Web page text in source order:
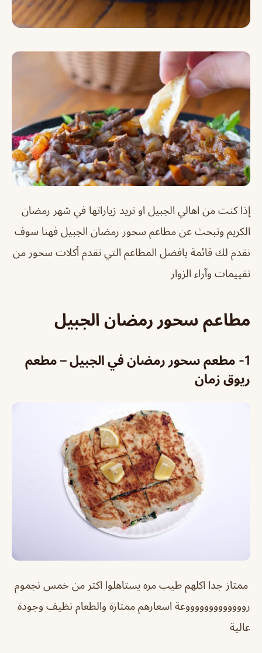
إذا كنت من اهالي الجبيل او تريد زياراتها في شهر رمضان
الكريم وتبحث عن مطاعم سحور رمضان الجبيل فهنا سوف
نقدم لك قائمة بافضل المطاعم التي تقدم أكلات سحور من
تقييمات وآراء الزوار
مطاعم سحور رمضان الجبيل
1- مطعم سحور رمضان في الجبيل –
مطعم
ريوق زمان
ممتاز جدا اكلهم طيب مره يستاهلوا اكثر من خمس نجموم
روووووووووووووعة اسعارهم ممتازة والطعام نظيف وجودة
عالية